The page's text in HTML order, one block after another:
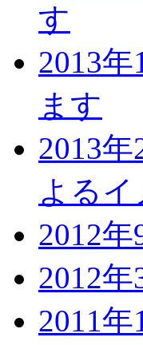
す
2013
ます
2013
よる
2012
2012
2011